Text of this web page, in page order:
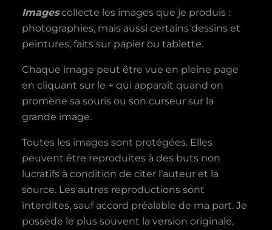
Imagescollecte les images que je produis :
photographies, mais aussi certains dessins et
peintures, faits sur papier ou tablette.
Chaque image peut être vue en pleine page
en cliquant sur le + qui apparaît quand on
promène sa souris ou son curseur sur la
grande image.
Toutes les images sont protégées. Elles
peuvent être reproduites à des buts non
lucratifs à condition de citer l’auteur et la
source. Les autres reproductions sont
interdites, sauf accord préalable de ma part. Je
possède le plus souvent la version originale,